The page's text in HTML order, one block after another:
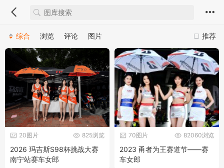
推荐
综合 浏览 评论 图片
825浏览
20图片
2026 玛吉斯S98杯挑战大赛
南宁站赛车女郎
82060浏览
70图片
2023 甬者为王赛道节——赛
车女郎